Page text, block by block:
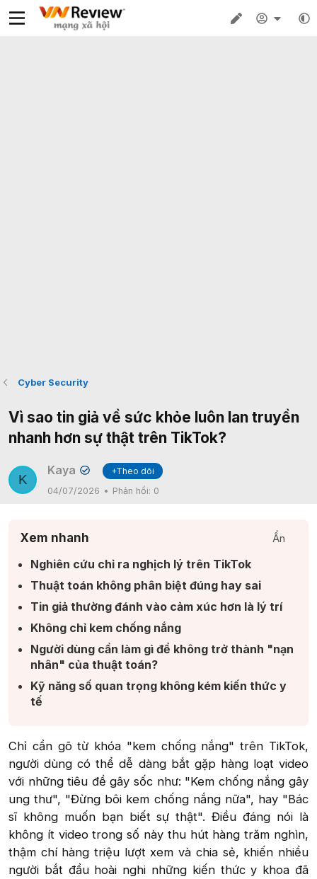
Cyber Security
Vì sao tin giả về sức khỏe luôn lan truyền
nhanh hơn sự thật trên TikTok?
K
Kaya ✔
+Theo dõi
04/07/2026
Phản hồi: 0
Xem nhanh Ẩn
Nghiên cứu chỉ ra nghịch lý trên TikTok​
Thuật toán không phân biệt đúng hay sai​
Tin giả thường đánh vào cảm xúc hơn là lý trí​
Không chỉ kem chống nắng​
Người dùng cần làm gì để không trở thành "nạn
nhân" của thuật toán?​
Kỹ năng số quan trọng không kém kiến thức y
tế​
Chỉ cần gõ từ khóa "kem chống nắng" trên TikTok,
người dùng có thể dễ dàng bắt gặp hàng loạt video
với những tiêu đề gây sốc như: "Kem chống nắng gây
ung thư", "Đừng bôi kem chống nắng nữa", hay "Bác
sĩ không muốn bạn biết sự thật". Điều đáng nói là
không ít video trong số này thu hút hàng trăm nghìn,
thậm chí hàng triệu lượt xem và chia sẻ, khiến nhiều
người bắt đầu hoài nghi những kiến thức y khoa đã